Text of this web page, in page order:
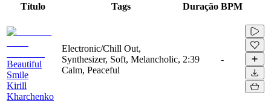
Título Tags Duração BPM
Beautiful
Smile
Kirill
Kharchenko
Electronic/Chill Out,
Synthesizer, Soft, Melancholic,
Calm, Peaceful
2:39 -